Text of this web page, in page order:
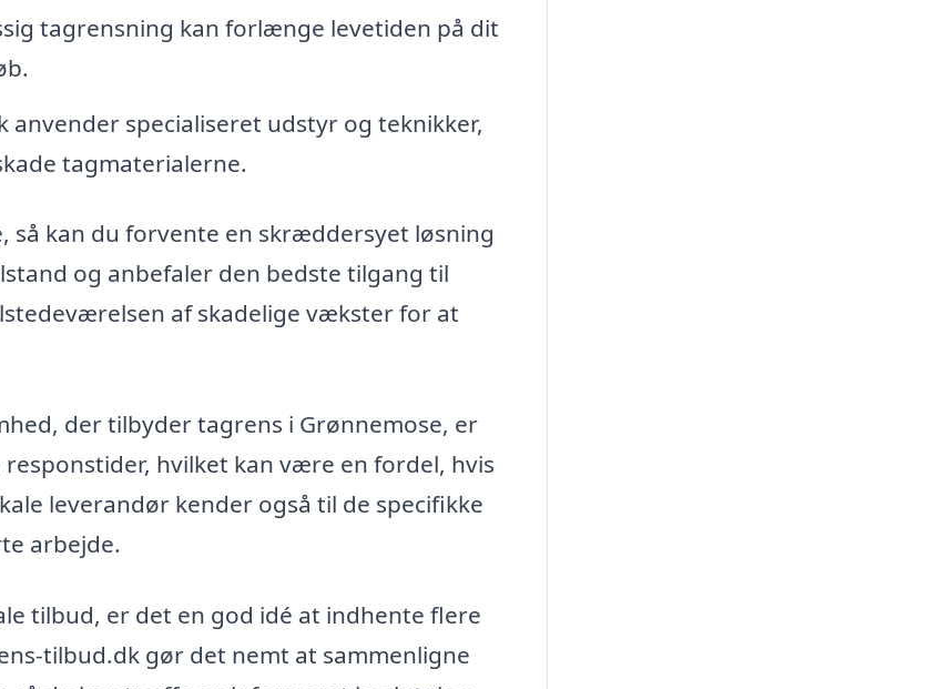
tagrensning kan forlænge levetiden på dit
anvender specialiseret udstyr og teknikker,
tagmaterialerne.
så kan du forvente en skræddersyet løsning
og anbefaler den bedste tilgang til
af skadelige vækster for at
der tilbyder tagrens i Grønnemose, er
hvilket kan være en fordel, hvis
leverandør kender også til de specifikke
arbejde.
tilbud, er det en god idé at indhente flere
tilbud.dk gør det nemt at sammenligne